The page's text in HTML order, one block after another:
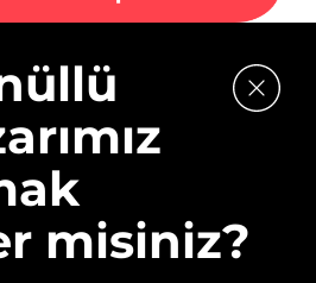
kaydolun.
misiniz?